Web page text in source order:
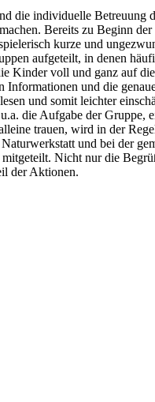
die individuelle Betreuung
Bereits zu Beginn
kurze und
aufgeteilt, in denen
Kinder voll und ganz auf
und die
und somit leichter
die Aufgabe der Gruppe,
trauen, wird in der
und bei der
Nicht nur die
der Aktionen.